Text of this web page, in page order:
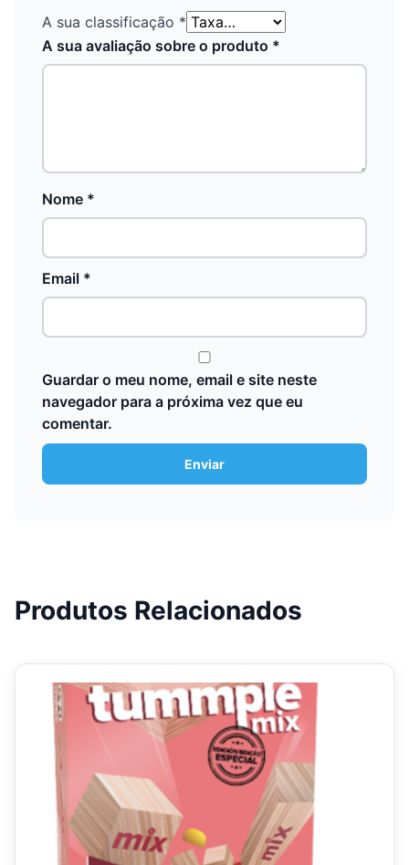
A sua classificação *
A sua avaliação sobre o produto *
Nome *
Email *
Guardar o meu nome, email e site neste
navegador para a próxima vez que eu
comentar.
Produtos Relacionados